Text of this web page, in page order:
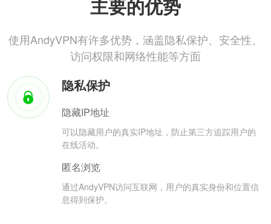
主要的优势
使用AndyVPN有许多优势，涵盖隐私保护、安全性、
访问权限和网络性能等方面
隐私保护
隐藏IP地址
可以隐藏用户的真实IP地址，防止第三方追踪用户的
在线活动。
匿名浏览
通过AndyVPN访问互联网，用户的真实身份和位置信
息得到保护。